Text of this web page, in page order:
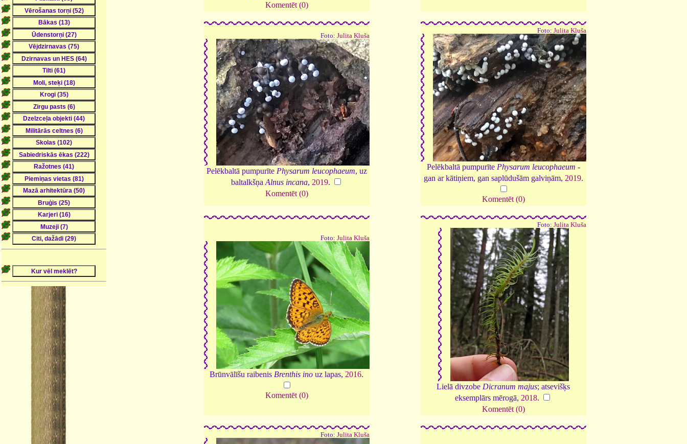
Komentēt (0)
Foto: Julita Kluša
Pelēkbaltā pumpurīte Physarum leucophaeum, uz
baltalkšņa Alnus incana, 2019.
Komentēt (0)
Foto: Julita Kluša
Pelēkbaltā pumpurīte Physarum leucophaeum -
gan ar kātiņiem, gan saplūdušām galviņām, 2019.
Komentēt (0)
Foto: Julita Kluša
Brūnvālīšu raibenis Brenthis ino uz lapas, 2016.
Komentēt (0)
Foto: Julita Kluša
Lielā divzobe Dicranum majus; atsevišķs
eksemplārs mērogā, 2018.
Komentēt (0)
Foto: Julita Kluša